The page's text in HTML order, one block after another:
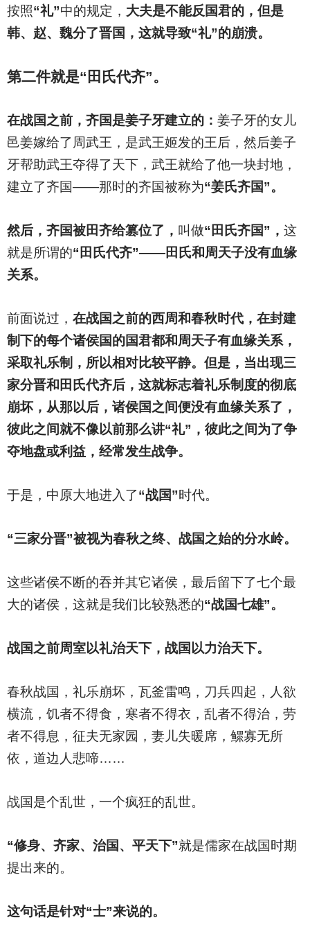
按照“礼”中的规定， 大夫是不能反国君的，但是
韩、赵、魏分了晋国，这就导致“礼”的崩溃。
第二件就是“田氏代齐”。
在战国之前，齐国是姜子牙建立的： 姜子牙的女儿
邑姜嫁给了周武王，是武王姬发的王后，然后姜子
牙帮助武王夺得了天下，武王就给了他一块封地，
建立了齐国——那时的齐国被称为“姜氏齐国”。
然后，齐国被田齐给篡位了， 叫做“田氏齐国”， 这
就是所谓的“田氏代齐”——田氏和周天子没有血缘
关系。
前面说过， 在战国之前的西周和春秋时代，在封建
制下的每个诸侯国的国君都和周天子有血缘关系，
采取礼乐制，所以相对比较平静。但是，当出现三
家分晋和田氏代齐后，这就标志着礼乐制度的彻底
崩坏，从那以后，诸侯国之间便没有血缘关系了，
彼此之间就不像以前那么讲“礼”，彼此之间为了争
夺地盘或利益，经常发生战争。
于是，中原大地进入了“战国” 时代。
“三家分晋”被视为春秋之终、战国之始的分水岭。
这些诸侯不断的吞并其它诸侯，最后留下了七个最
大的诸侯，这就是我们比较熟悉的“战国七雄”。
战国之前周室以礼治天下，战国以力治天下。
春秋战国，礼乐崩坏，瓦釜雷鸣，刀兵四起，人欲
横流，饥者不得食，寒者不得衣，乱者不得治，劳
者不得息，征夫无家园，妻儿失暖席，鳏寡无所
依，道边人悲啼……
战国是个乱世，一个疯狂的乱世。
“修身、齐家、治国、平天下”就是儒家在战国时期
提出来的。
这句话是针对“士”来说的。